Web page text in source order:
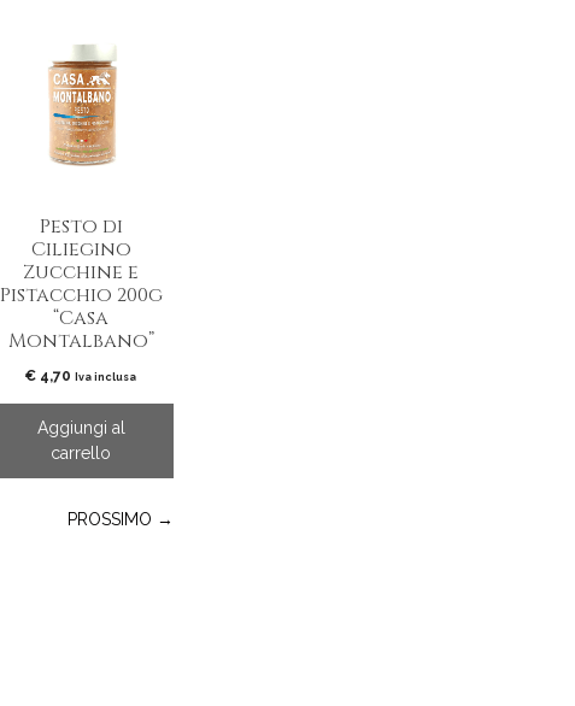
Pesto di
Ciliegino
Zucchine e
Pistacchio 200g
“Casa
Montalbano”
€ 4,70 Iva inclusa
Aggiungi al
carrello
PROSSIMO →